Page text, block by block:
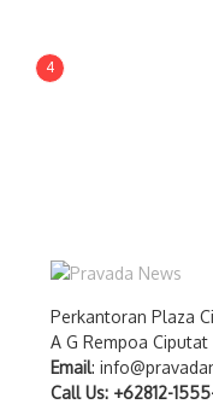
4
Perkantoran Plaza
A G Rempoa
Email:
Call Us: +62812-